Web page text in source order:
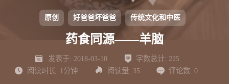
L 友链页面
原创 好爸爸坏爸爸 传统文化和中医
药食同源——羊脑
发表于: 2018-03-10 字数总计: 225
阅读时长: 1分钟 阅读量: 35 评论数: 0